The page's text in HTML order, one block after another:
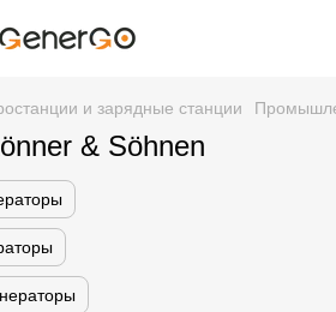
и зарядные станции
& Söhnen